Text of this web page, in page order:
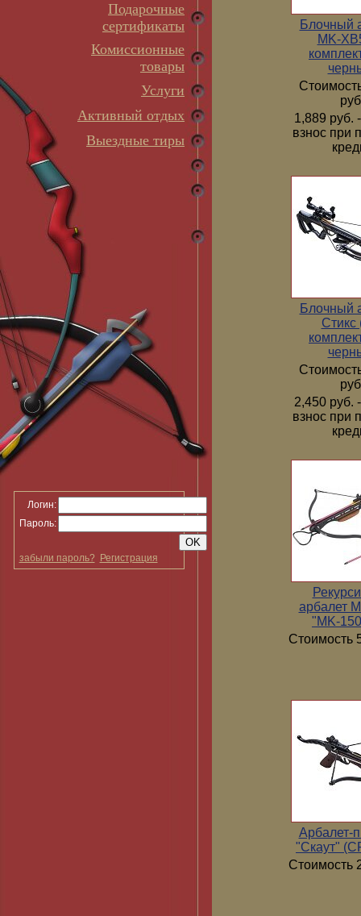
Подарочные
сертификаты
Комиссионные
товары
Услуги
Активный отдых
Выездные тиры
Логин:
Пароль:
забыли пароль? Регистрация
Блочный
MK-
1,889 руб.
взнос при
Блочный
Стикс
2,450 руб.
взнос при
арбалет
"MK-
Стоимость
Арбалет-
"Скаут"
Стоимость